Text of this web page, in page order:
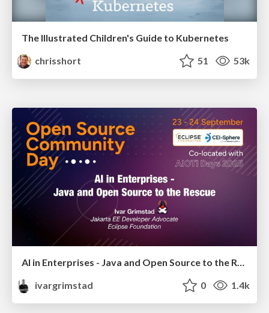
The Illustrated Children's Guide to Kubernetes
chrisshort
51 53k
AI in Enterprises - Java and Open Source to the Rescue
ivargrimstad
0 1.4k